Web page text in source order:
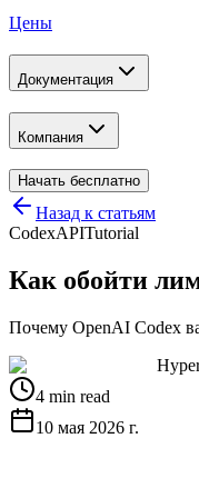
Цены
Документация
Компания
Начать бесплатно
Назад к статьям
CodexAPITutorial
Как обойти
Почему OpenAI Codex
4 min read
10 мая 2026 г.